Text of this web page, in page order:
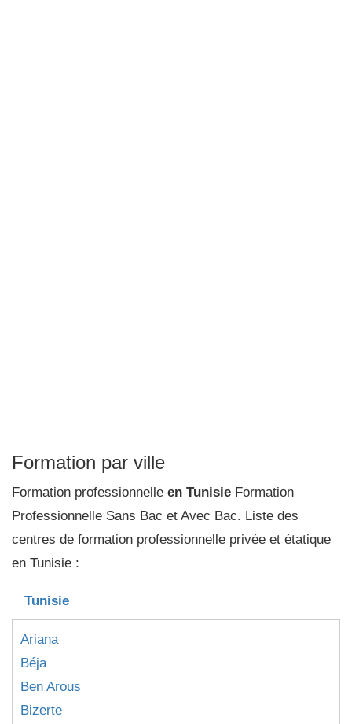
Formation par ville
Formation professionnelle en Tunisie Formation
Professionnelle Sans Bac et Avec Bac. Liste des
centres de formation professionnelle privée et étatique
en Tunisie :
Tunisie
Ariana
Béja
Ben Arous
Bizerte